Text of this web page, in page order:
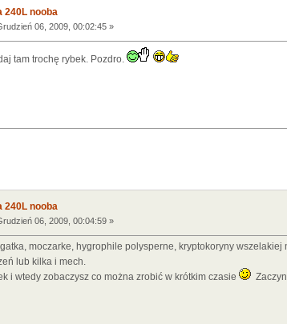
240L nooba
06, 2009, 00:02:45 »
tam trochę rybek. Pozdro.
240L nooba
06, 2009, 00:04:59 »
moczarke, hygrophile polysperne, kryptokoryny
lub kilka i mech.
i wtedy zobaczysz co można zrobić w krótkim czasie